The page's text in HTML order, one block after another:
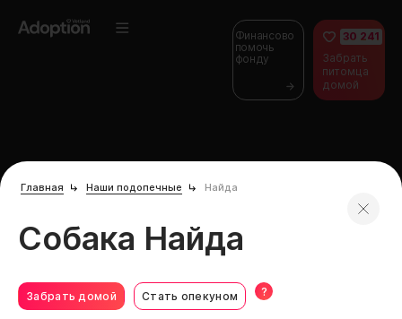
Финансово
помочь
фонду
30 241
Забрать
питомца
домой
Главная Наши подопечные Найда
Собака Найда
Забрать домой Стать опекуном ?